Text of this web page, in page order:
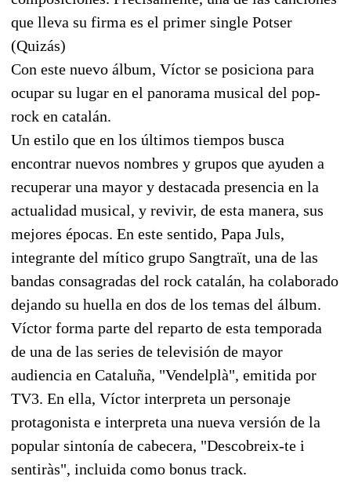
que lleva su firma es el primer single Potser
(Quizás)
Con este nuevo álbum, Víctor se posiciona para
ocupar su lugar en el panorama musical del pop-
rock en catalán.
Un estilo que en los últimos tiempos busca
encontrar nuevos nombres y grupos que ayuden a
recuperar una mayor y destacada presencia en la
actualidad musical, y revivir, de esta manera, sus
mejores épocas. En este sentido, Papa Juls,
integrante del mítico grupo Sangtraït, una de las
bandas consagradas del rock catalán, ha colaborado
dejando su huella en dos de los temas del álbum.
Víctor forma parte del reparto de esta temporada
de una de las series de televisión de mayor
audiencia en Cataluña, "Vendelplà", emitida por
TV3. En ella, Víctor interpreta un personaje
protagonista e interpreta una nueva versión de la
popular sintonía de cabecera, "Descobreix-te i
sentiràs", incluida como bonus track.